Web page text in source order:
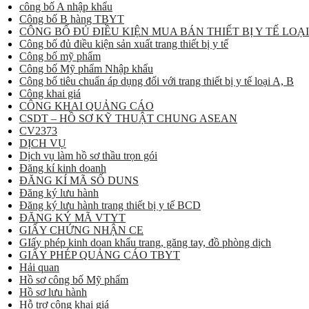
công bố A nhập khẩu
Công bố B hàng TBYT
CÔNG BỐ ĐỦ ĐIỀU KIỆN MUA BÁN THIẾT BỊ Y TẾ
Công bố đủ điều kiện sản xuất trang thiết bị y tế
Công bố mỹ phẩm
Công bố Mỹ phẩm Nhập khẩu
Công bố tiêu chuẩn áp dụng đối với trang thiết bị y tế loại A, B
Công khai giá
CÔNG KHAI QUẢNG CÁO
CSDT – HỒ SƠ KỸ THUẬT CHUNG ASEAN
CV2373
DỊCH VỤ
Dịch vụ làm hồ sơ thầu trọn gói
Đăng kí kinh doanh
ĐĂNG KÍ MÃ SỐ DUNS
Đăng ký lưu hành
Đăng ký lưu hành trang thiết bị y tế BCD
ĐĂNG KÝ MÃ VTYT
GIẤY CHỨNG NHẬN CE
GIấy phép kinh doan khẩu trang, găng tay, đồ phòng dịch
GIẤY PHÉP QUẢNG CÁO TBYT
Hải quan
Hồ sơ công bố Mỹ phẩm
Hồ sơ lưu hành
Hỗ trợ công khai giá